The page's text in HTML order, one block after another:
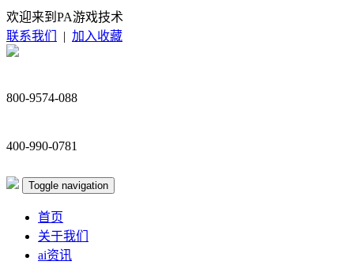
欢迎来到PA游戏技术
联系我们
| 加入收藏
800-9574-088
400-990-0781
Toggle navigation
首页
关于我们
ai资讯